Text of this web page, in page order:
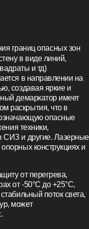
границ опасных зон
в виде линий,
и тд)
в направлении на
создавая яркие и
демаркатор имеет
раскрытия, что в
опасные
техники,
СИЗ и другие. Лазерные
конструкциях и
от перегрева,
от -50°С до +25°С,
поток света,
может